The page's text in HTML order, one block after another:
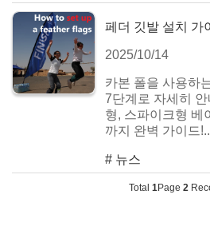
페더 깃발 설치 가
완성
2025/10/14
카본 폴을 사용하
7단계로 자세히
형, 스파이크형 베
까지 완벽 가이드
# 뉴스
Total 1Page 2